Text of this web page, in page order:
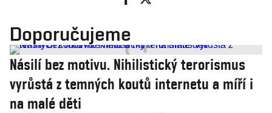
Doporučujeme
Násilí bez motivu. Nihilistický terorismus
vyrůstá z temných koutů internetu a míří i
na malé děti